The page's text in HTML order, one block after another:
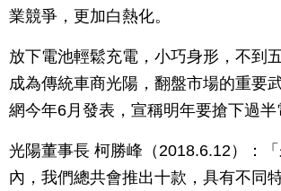
業競爭，更加白熱化。
放下電池輕鬆充電，小巧身形，不到
成為傳統車商光陽，翻盤市場的重要
網今年6月發表，宣稱明年要搶下過半
光陽董事長 柯勝峰（2018.6.12）：
內，我們總共會推出十款，具有不同